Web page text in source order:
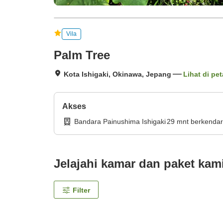
Vila
Palm Tree
Kota Ishigaki, Okinawa, Jepang Lihat di
Akses
Bandara Painushima Ishigaki29 mnt
Jelajahi kamar dan paket
Filter